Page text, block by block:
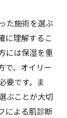
た施術を選ぶ
に理解するこ
には保湿を重
で、オイリー
要です。ま
ぶことが大切
による肌診断